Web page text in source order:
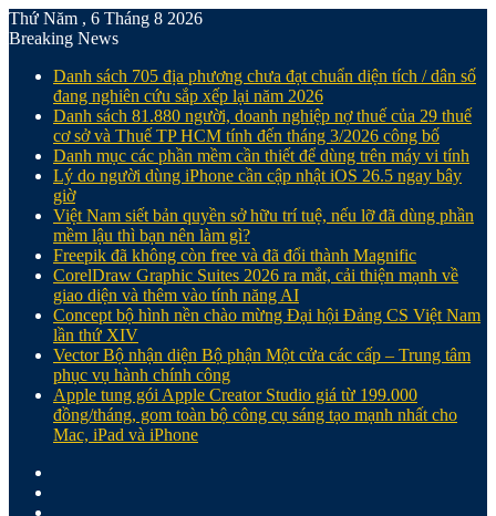
Thứ Năm , 6 Tháng 8 2026
Breaking News
Danh sách 705 địa phương chưa đạt chuẩn diện tích / dân số
đang nghiên cứu sắp xếp lại năm 2026
Danh sách 81.880‬ người, doanh nghiệp nợ thuế của 29 thuế
cơ sở và Thuế TP HCM tính đến tháng 3/2026 công bố
Danh mục các phần mềm cần thiết để dùng trên máy vi tính
Lý do người dùng iPhone cần cập nhật iOS 26.5 ngay bây
giờ
Việt Nam siết bản quyền sở hữu trí tuệ, nếu lỡ đã dùng phần
mềm lậu thì bạn nên làm gì?
Freepik đã không còn free và đã đổi thành Magnific
CorelDraw Graphic Suites 2026 ra mắt, cải thiện mạnh về
giao diện và thêm vào tính năng AI
Concept bộ hình nền chào mừng Đại hội Đảng CS Việt Nam
lần thứ XIV
Vector Bộ nhận diện Bộ phận Một cửa các cấp – Trung tâm
phục vụ hành chính công
Apple tung gói Apple Creator Studio giá từ 199.000
đồng/tháng, gom toàn bộ công cụ sáng tạo mạnh nhất cho
Mac, iPad và iPhone